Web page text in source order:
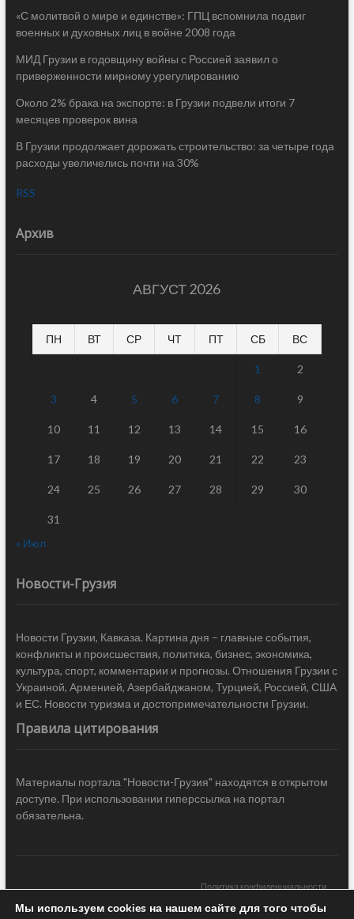
«С молитвой о мире и единстве»: ГПЦ вспомнила подвиг
военных и духовных лиц в войне 2008 года
МИД Грузии в годовщину войны с Россией заявил о
приверженности мирному урегулированию
Около 2% брака на экспорте: в Грузии подвели итоги 7
месяцев проверок вина
В Грузии продолжает дорожать строительство: за четыре года
расходы увеличелись почти на 30%
RSS
Архив
АВГУСТ 2026
ПН ВТ СР ЧТ ПТ СБ ВС
1 2
3 4 5 6 7 8 9
10 11 12 13 14 15 16
17 18 19 20 21 22 23
24 25 26 27 28 29 30
31
« Июл
Новости-Грузия
Новости Грузии, Кавказа. Картина дня – главные события,
конфликты и происшествия, политика, бизнес, экономика,
культура, спорт, комментарии и прогнозы. Отношения Грузии с
Украиной, Арменией, Азербайджаном, Турцией, Россией, США
и ЕС. Новости туризма и достопримечательности Грузии.
Правила цитирования
Материалы портала "Новости-Грузия" находятся в открытом
доступе. При использовании гиперссылка на портал
обязательна.
Политика конфиденциальности
Мы используем cookies на нашем сайте для того чтобы